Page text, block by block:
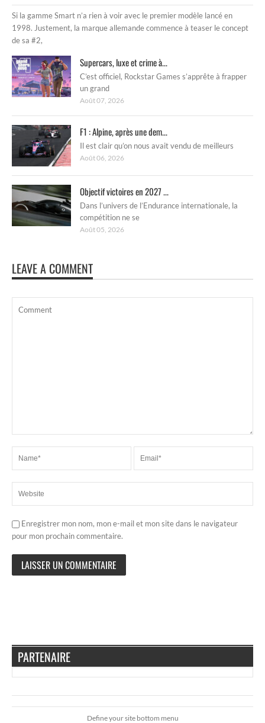
Si la gamme Smart n’a rien à voir avec le premier modèle lancé en
1998. Justement, la marque allemande commence à teaser le concept
de sa #2,
Supercars, luxe et crime à...
C’est officiel, Rockstar Games s’apprête à frapper
un grand
Août 07, 2026
F1 : Alpine, après une dem...
Il est clair qu’on nous avait vendu de meilleurs
Août 06, 2026
Objectif victoires en 2027 ...
Dans l’univers de l’Endurance internationale, la
compétition ne se
Août 05, 2026
LEAVE A COMMENT
Enregistrer mon nom, mon e-mail et mon site dans le navigateur
pour mon prochain commentaire.
PARTENAIRE
Define your site bottom menu